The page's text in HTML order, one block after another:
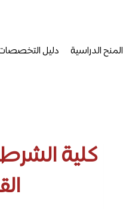
المنح الدراسية دليل
كلية